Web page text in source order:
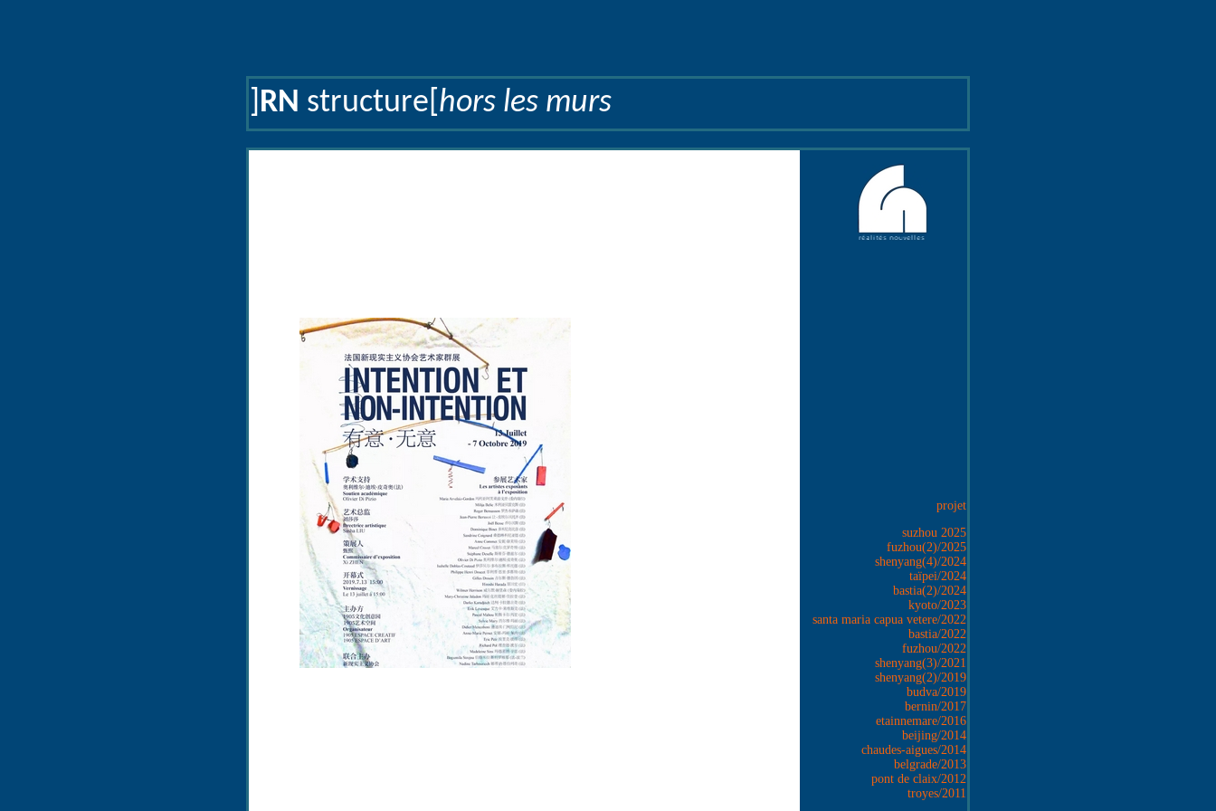
RN structure[ hors les murs
projet
suzhou 2025
fuzhou(2)/2025
shenyang(4)/2024
taïpei/2024
bastia(2)/2024
kyoto/2023
santa maria capua vetere/2022
bastia/2022
fuzhou/2022
shenyang(3)/2021
shenyang(2)/2019
budva/2019
bernin/2017
etainnemare/2016
beijing/2014
chaudes-aigues/2014
belgrade/2013
pont de claix/2012
troyes/2011